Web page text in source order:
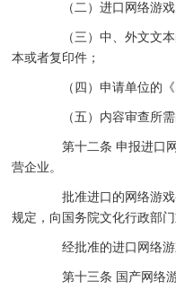
（二）进口网络游戏
（三）中、外文文本
本或者复印件；
（四）申请单位的《
（五）内容审查所需
第十二条 申报进口网
营企业。
批准进口的网络游戏
规定，向国务院文化行政部门
经批准的进口网络游
第十三条 国产网络游